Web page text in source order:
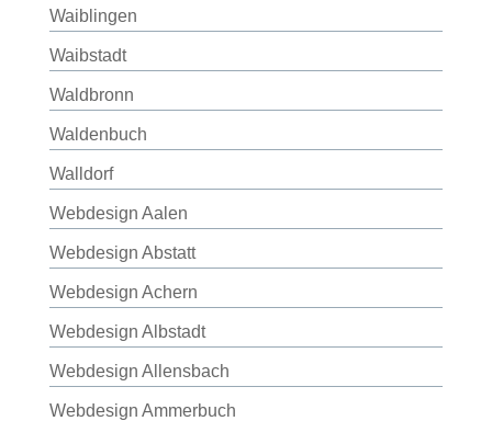
Waiblingen
Waibstadt
Waldbronn
Waldenbuch
Walldorf
Webdesign Aalen
Webdesign Abstatt
Webdesign Achern
Webdesign Albstadt
Webdesign Allensbach
Webdesign Ammerbuch